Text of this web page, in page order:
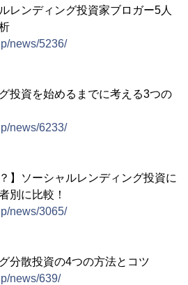
レンディング投資家ブロガー5人
news/5236/
投資を始めるまでに考える3つの
news/6233/
】ソーシャルレンディング投資に
別に比較！
news/3065/
分散投資の4つの方法とコツ
news/639/